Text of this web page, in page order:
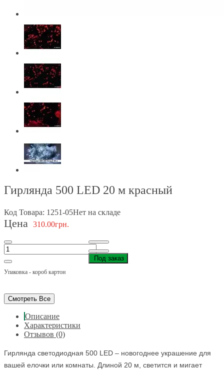
Гирлянда 500 LED 20 м красный
Код Товара: 1251-05Нет на складе
Цена 310.00грн.
Под заказ
Упаковка - короб картон
Смотреть Все
Описание
Характеристики
Отзывов (0)
Гирлянда светодиодная 500 LED – новогоднее украшение для
вашей елочки или комнаты. Длиной 20 м, светится и мигает